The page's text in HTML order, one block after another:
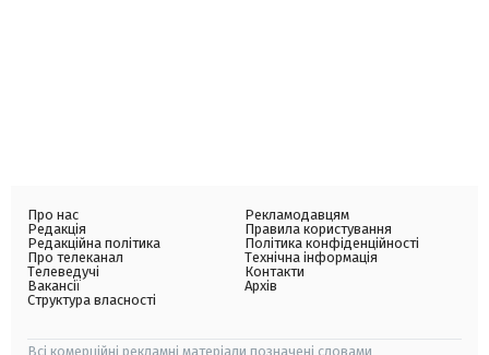
Про нас
Редакція
Редакційна політика
Про телеканал
Телеведучі
Вакансії
Структура власності
Рекламодавцям
Правила користування
Політика конфіденційності
Технічна інформація
Контакти
Архів
Всі комерційні рекламні матеріали позначені словами